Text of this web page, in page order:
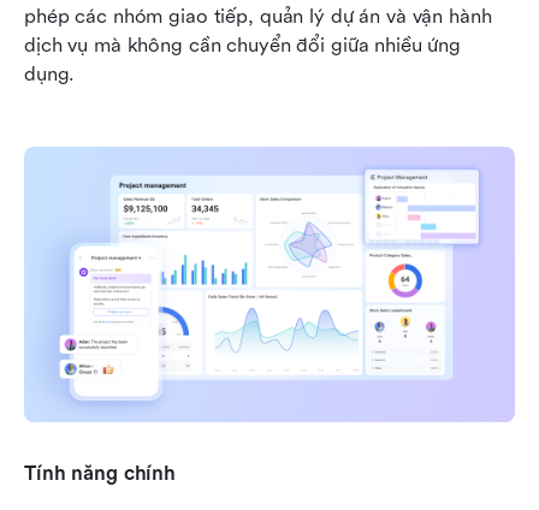
phép các nhóm giao tiếp, quản lý dự án và vận hành
dịch vụ mà không cần chuyển đổi giữa nhiều ứng
dụng.
Tính năng chính